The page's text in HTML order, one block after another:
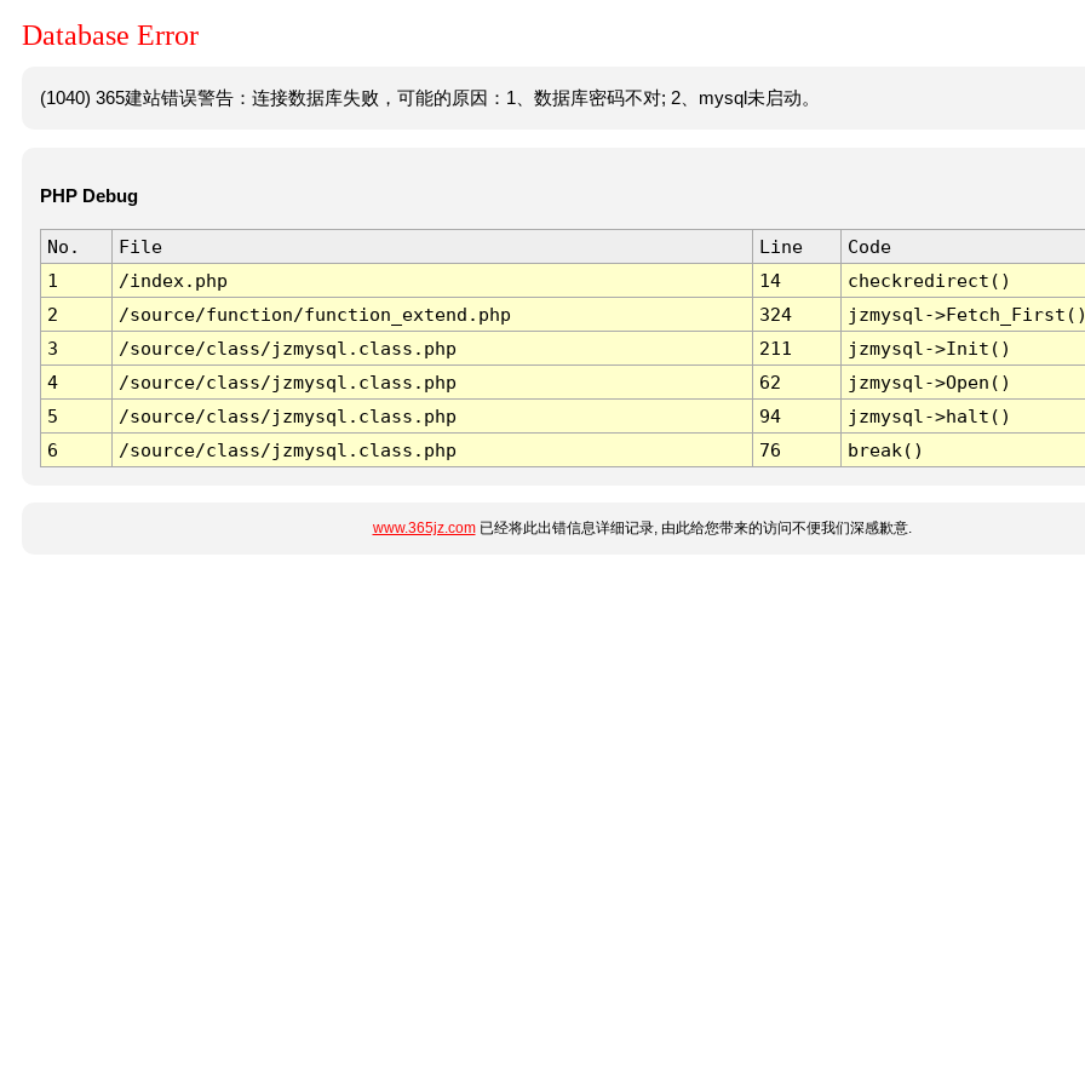
Database Error
(1040) 365建站错误警告：连接数据库失败，可能的原因：1、数据库密码不对; 2、mysql未启动。
PHP Debug
No. File Line
Code
1
/index.php 14
checkredirect()
2
/source/function/function_extend.php 324
jzmysql-
3
/source/class/jzmysql.class.php 211
jzmysql->Init()
4
/source/class/jzmysql.class.php 62
jzmysql->Open()
5
/source/class/jzmysql.class.php 94
jzmysql->halt()
6
/source/class/jzmysql.class.php 76 break()
www.365jz.com已经将此出错信息详细记录, 由此给您带来的访问不便我们深感歉意.